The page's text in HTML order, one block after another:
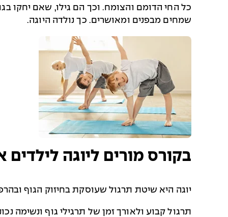
כל החי הדומם והצומח. וכך הם גילו, שאם יחקו
שמחים מבפנים ומאושרים. כך נולדה היוגה.
בקורס מורים ליוגה
יוגה היא שיטת תרגול שעוסקת בחיזוק הגוף
תרגול קבוע ולאורך זמן של תרגילי גוף ונשימה